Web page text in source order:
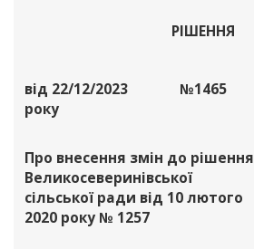
РІШЕННЯ
від 22/12/2023
року
№1465
Про внесення змін до рішення
Великосеверинівської
сільської ради від 10 лютого
2020 року № 1257